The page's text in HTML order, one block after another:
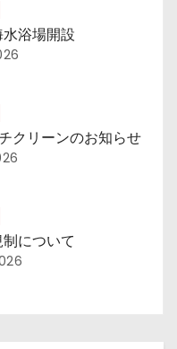
浴場開設
クリーンのお知らせ
について